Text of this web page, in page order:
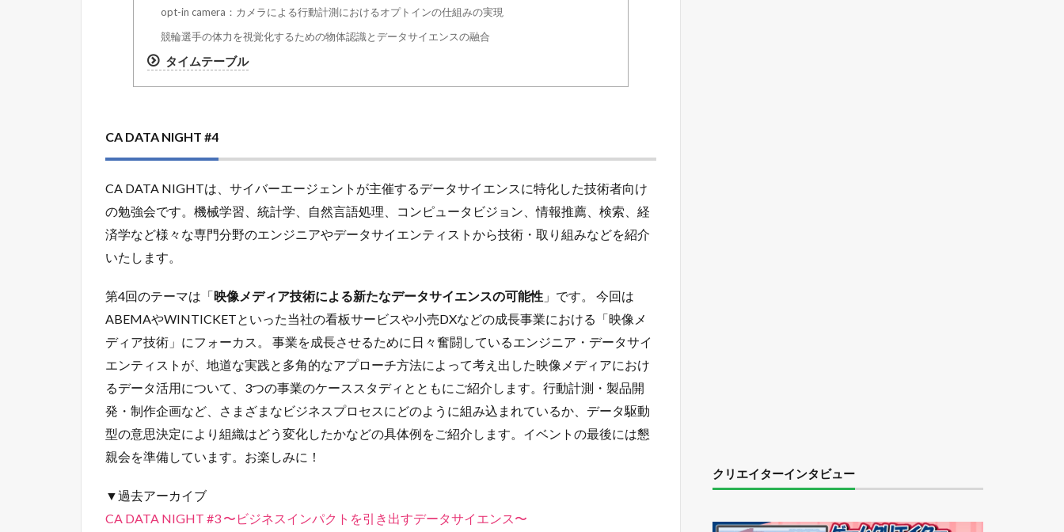
opt-in camera：カメラによる行動計測におけるオプトインの仕組みの実現
競輪選手の体力を視覚化するための物体認識とデータサイエンスの融合
タイムテーブル
CA DATA NIGHT #4
CA DATA NIGHTは、サイバーエージェントが主催するデータサイエンスに特化した技術者向け
の勉強会です。機械学習、統計学、自然言語処理、コンピュータビジョン、情報推薦、検索、経
済学など様々な専門分野のエンジニアやデータサイエンティストから技術・取り組みなどを紹介
いたします。
第4回のテーマは「映像メディア技術による新たなデータサイエンスの可能性 」です。 今回は
ABEMAやWINTICKETといった当社の看板サービスや小売DXなどの成長事業における「映像メ
ディア技術」にフォーカス。 事業を成長させるために日々奮闘しているエンジニア・データサイ
エンティストが、地道な実践と多角的なアプローチ方法によって考え出した映像メディアにおけ
るデータ活用について、3つの事業のケーススタディとともにご紹介します。行動計測・製品開
発・制作企画など、さまざまなビジネスプロセスにどのように組み込まれているか、データ駆動
型の意思決定により組織はどう変化したかなどの具体例をご紹介します。イベントの最後には懇
親会を準備しています。お楽しみに！
▼過去アーカイブ
CA DATA NIGHT #3 〜ビジネスインパクトを引き出すデータサイエンス〜
クリエイターインタビュー